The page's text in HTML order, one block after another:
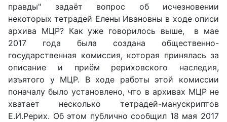
правды" задаёт вопрос об исчезновении
некоторых тетрадей Елены Ивановны в ходе описи
архива МЦР? Как уже говорилось выше, в мае
2017 года была создана общественно-
государственная комиссия, которая принялась за
описание и приём рериховского наследия,
изъятого у МЦР. В ходе работы этой комиссии
поначалу было установлено, что в архивах МЦР не
хватает несколько тетрадей-манускриптов
Е.И.Рерих. Об этом публично сообщил 18 мая 2017